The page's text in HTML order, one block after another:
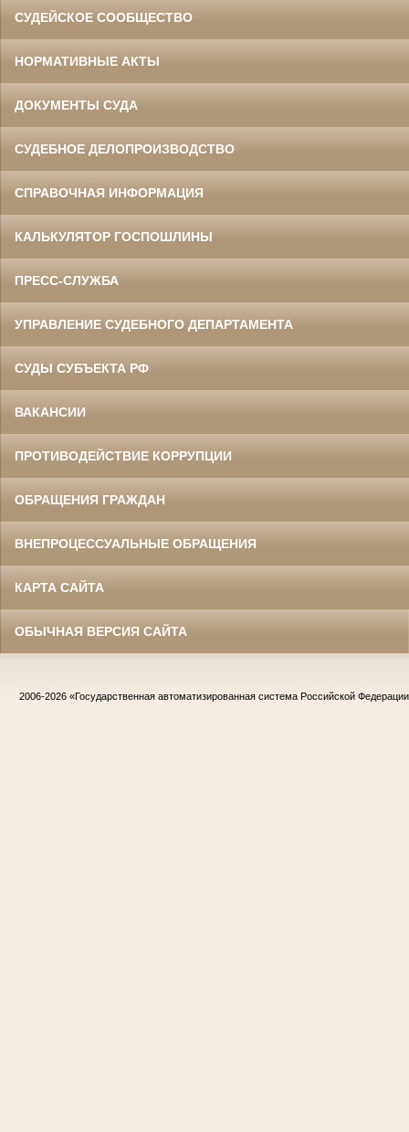
СУДЕЙСКОЕ СООБЩЕСТВО
НОРМАТИВНЫЕ АКТЫ
ДОКУМЕНТЫ СУДА
СУДЕБНОЕ ДЕЛОПРОИЗВОДСТВО
СПРАВОЧНАЯ ИНФОРМАЦИЯ
КАЛЬКУЛЯТОР ГОСПОШЛИНЫ
ПРЕСС-СЛУЖБА
УПРАВЛЕНИЕ СУДЕБНОГО ДЕПАРТАМЕНТА
СУДЫ СУБЪЕКТА РФ
ВАКАНСИИ
ПРОТИВОДЕЙСТВИЕ КОРРУПЦИИ
ОБРАЩЕНИЯ ГРАЖДАН
ВНЕПРОЦЕССУАЛЬНЫЕ ОБРАЩЕНИЯ
КАРТА САЙТА
ОБЫЧНАЯ ВЕРСИЯ САЙТА
2006-2026 «Государственная автоматизированная система Российской